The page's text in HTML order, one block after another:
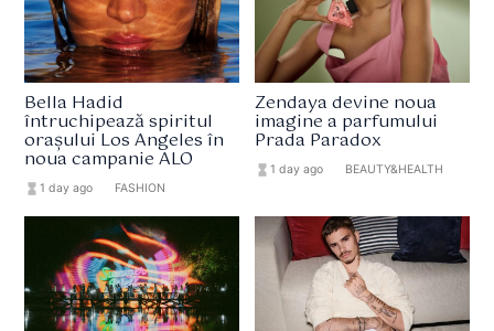
Bella Hadid
întruchipează spiritul
orașului Los Angeles în
noua campanie ALO
hourglass_full1 day ago FASHION
Zendaya devine noua
imagine a parfumului
Prada Paradox
hourglass_full 1 day ago BEAUTY&HEALTH